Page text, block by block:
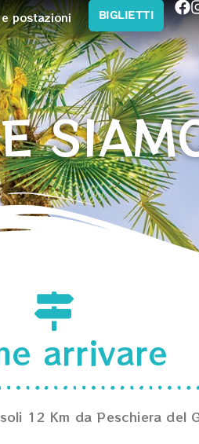
postazioni BIGLIETTI
arrivare
12 Km da Peschiera del